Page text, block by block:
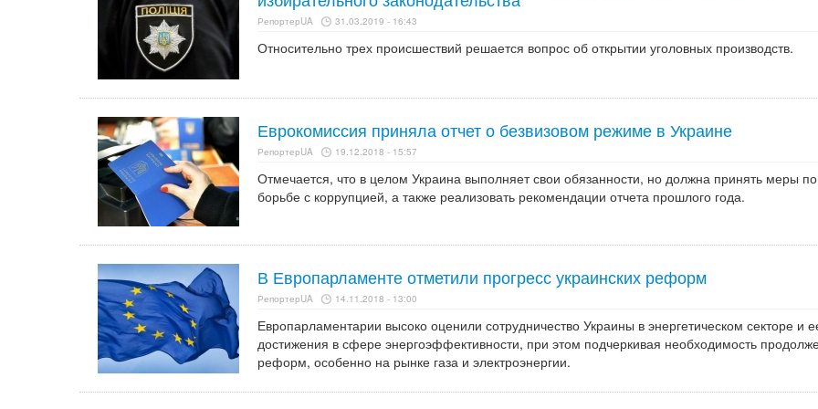
РепортерUA 31.03.2019 - 16:43
Относительно трех происшествий решается вопрос об открытии уголовных производств.
Еврокомиссия приняла отчет о безвизовом режиме в Украине
РепортерUA 19.12.2018 - 15:57
Отмечается, что в целом Украина выполняет свои обязанности, но должна принять меры по
борьбе с коррупцией, а также реализовать рекомендации отчета прошлого года.
В Европарламенте отметили прогресс украинских реформ
РепортерUA 14.11.2018 - 13:00
Европарламентарии высоко оценили сотрудничество Украины в энергетическом секторе и
достижения в сфере энергоэффективности, при этом подчеркивая необходимость
реформ, особенно на рынке газа и электроэнергии.